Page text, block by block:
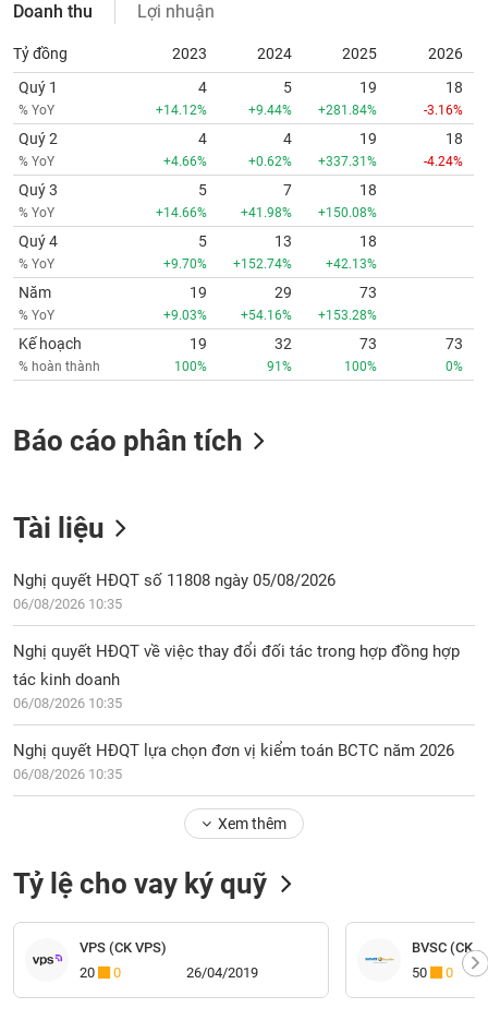
Doanh thu Lợi nhuận
Tỷ đồng 2023 2024 2025
2026
Quý 1
% YoY
4
+14.12%
5
+9.44%
19
+281.84%
18
-3.16%
Quý 2
% YoY
4
+4.66%
4
+0.62%
19
+337.31%
18
-4.24%
Quý 3
% YoY
5
+14.66%
7
+41.98%
18
+150.08%
Quý 4
% YoY
5
+9.70%
13
+152.74%
18
+42.13%
Năm
% YoY
19
+9.03%
29
+54.16%
73
+153.28%
Kế hoạch
% hoàn thành
19
100%
32
91%
73
100%
73
0%
Báo cáo phân tích
Tài liệu
Nghị quyết HĐQT số 11808 ngày 05/08/2026
06/08/2026 10:35
Nghị quyết HĐQT về việc thay đổi đối tác trong hợp đồng hợp
tác kinh doanh
06/08/2026 10:35
Nghị quyết HĐQT lựa chọn đơn vị kiểm toán BCTC năm 2026
06/08/2026 10:35
Xem thêm
Tỷ lệ cho vay ký quỹ
VPS (CK VPS)
20
0 26/04/2019
BVSC (CK
50
0